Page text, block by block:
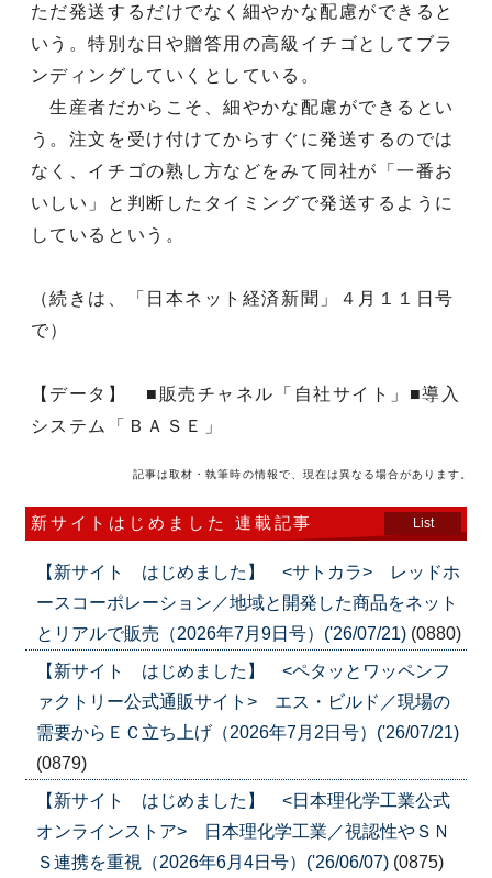
ただ発送するだけでなく細やかな配慮ができると
いう。特別な日や贈答用の高級イチゴとしてブラ
ンディングしていくとしている。
生産者だからこそ、細やかな配慮ができるとい
う。注文を受け付けてからすぐに発送するのでは
なく、イチゴの熟し方などをみて同社が「一番お
いしい」と判断したタイミングで発送するように
しているという。
（続きは、「日本ネット経済新聞」４月１１日号
で）
【データ】 ■販売チャネル「自社サイト」■導入
システム「ＢＡＳＥ」
記事は取材・執筆時の情報で、現在は異なる場合があります。
新サイトはじめました 連載記事 List
【新サイト はじめました】 <サトカラ> レッドホ
ースコーポレーション／地域と開発した商品をネット
とリアルで販売（2026年7月9日号）('26/07/21) (0880)
【新サイト はじめました】 <ペタッとワッペンフ
ァクトリー公式通販サイト> エス・ビルド／現場の
需要からＥＣ立ち上げ（2026年7月2日号）('26/07/21)
(0879)
【新サイト はじめました】 <日本理化学工業公式
オンラインストア> 日本理化学工業／視認性やＳＮ
Ｓ連携を重視（2026年6月4日号）('26/06/07) (0875)